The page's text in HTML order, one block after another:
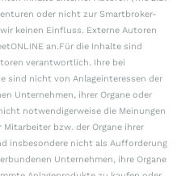
oder nicht zur Smartbroker-
keinen Einfluss. Externe Autoren
an.Für die Inhalte sind
verantwortlich. Ihre bei
sind nicht von Anlageinteressen der
Unternehmen, ihrer Organe oder
notwendigerweise die Meinungen
bzw. der Organe ihrer
insbesondere nicht als Aufforderung
Unternehmen, ihre Organe